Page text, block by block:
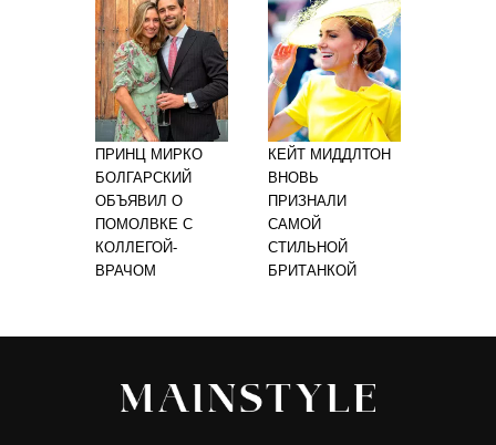
ПРИНЦ МИРКО
БОЛГАРСКИЙ
ОБЪЯВИЛ О
ПОМОЛВКЕ С
КОЛЛЕГОЙ-
ВРАЧОМ
КЕЙТ МИДДЛТОН
ВНОВЬ
ПРИЗНАЛИ
САМОЙ
СТИЛЬНОЙ
БРИТАНКОЙ